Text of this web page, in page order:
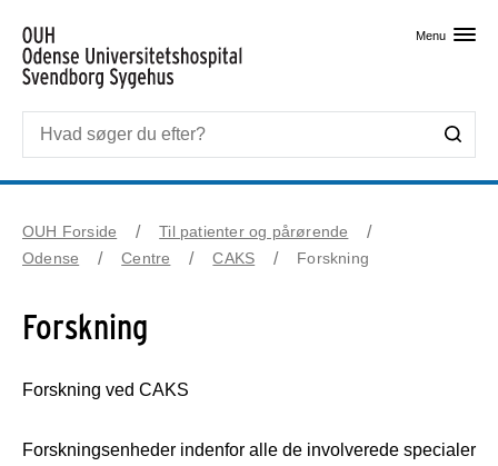
Menu
OUH Forside
Til patienter og pårørende
Odense
Centre CAKS Forskning
Forskning
Forskning ved CAKS
Forskningsenheder indenfor alle de involverede specialer